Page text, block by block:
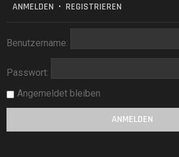
ANMELDEN • REGISTRIEREN
Benutzername:
Passwort:
Angemeldet bleiben